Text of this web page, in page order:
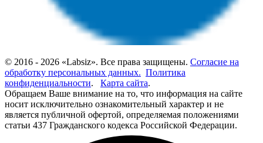
© 2016 - 2026 «Labsiz». Все права защищены. Согласие на
обработку персональных данных. Политика
конфиденциальности. Карта сайта.
Обращаем Ваше внимание на то, что информация на сайте
носит исключительно ознакомительный характер и не
является публичной офертой, определяемая положениями
статьи 437 Гражданского кодекса Российской Федерации.